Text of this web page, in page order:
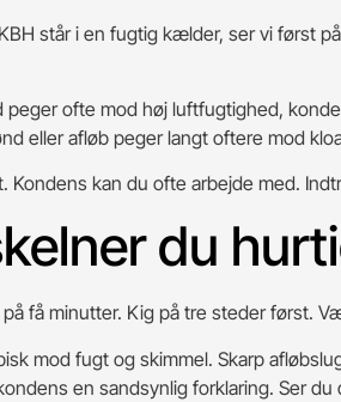
står i en fugtig kælder, ser vi først
peger ofte mod høj luftfugtighed,
eller afløb peger langt oftere mod
Kondens kan du ofte arbejde med.
du
få minutter. Kig på tre steder først.
mod fugt og skimmel. Skarp
en sandsynlig forklaring. Ser